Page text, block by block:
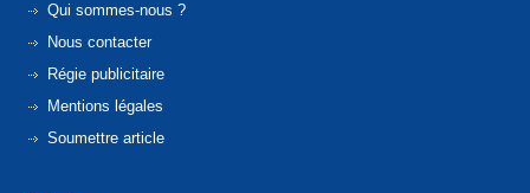
Qui sommes-nous ?
Nous contacter
Régie publicitaire
Mentions légales
Soumettre article